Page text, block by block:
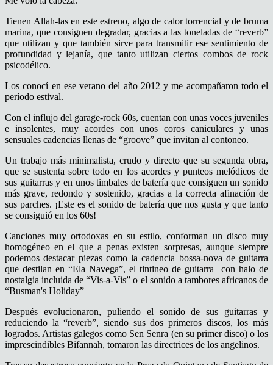
Tienen Allah-las en este estreno, algo de calor torrencial y de bruma
marina, que consiguen degradar, gracias a las toneladas de “reverb”
que utilizan y que también sirve para transmitir ese sentimiento de
profundidad y lejanía, que tanto utilizan ciertos combos de rock
psicodélico.
Los conocí en ese verano del año 2012 y me acompañaron todo el
período estival.
Con el influjo del garage-rock 60s, cuentan con unas voces juveniles
e insolentes, muy acordes con unos coros caniculares y unas
sensuales cadencias llenas de “groove” que invitan al contoneo.
Un trabajo más minimalista, crudo y directo que su segunda obra,
que se sustenta sobre todo en los acordes y punteos melódicos de
sus guitarras y en unos timbales de batería que consiguen un sonido
más grave, redondo y sostenido, gracias a la correcta afinación de
sus parches. ¡Este es el sonido de batería que nos gusta y que tanto
se consiguió en los 60s!
Canciones muy ortodoxas en su estilo, conforman un disco muy
homogéneo en el que a penas existen sorpresas, aunque siempre
podemos destacar piezas como la cadencia bossa-nova de guitarra
que destilan en “Ela Navega”, el tintineo de guitarra con halo de
nostalgia incluida de “Vis-a-Vis” o el sonido a tambores africanos de
“Busman's Holiday”
Después evolucionaron, puliendo el sonido de sus guitarras y
reduciendo la “reverb”, siendo sus dos primeros discos, los más
logrados. Artistas galegos como Sen Senra (en su primer disco) o los
imprescindibles Bifannah, tomaron las directrices de los angelinos.